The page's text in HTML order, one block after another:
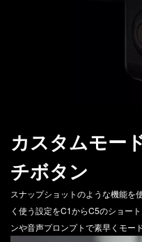
カスタムモー
チボタン
スナップショットのような機能を
く使う設定をC1からC5のショー
ンや音声プロンプトで素早くモー